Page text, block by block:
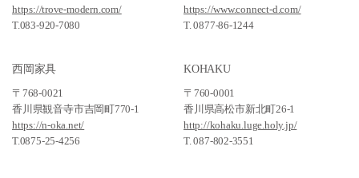
https://trove-modern.com/
T.083-920-7080
https://www.connect-d.com/
T. 0877-86-1244
西岡家具
〒768-0021
香川県観音寺市吉岡町770-1
https://n-oka.net/
T.0875-25-4256
KOHAKU
〒760-0001
香川県高松市新北町26-1
http://kohaku.luge.holy.jp/
T. 087-802-3551